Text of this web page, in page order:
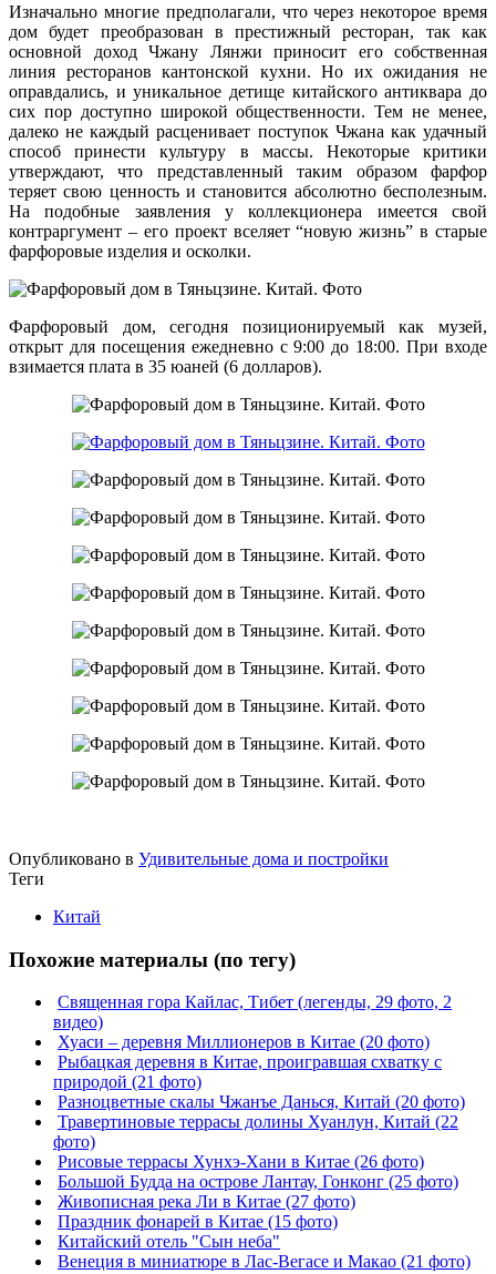
Изначально многие предполагали, что через некоторое время
дом будет преобразован в престижный ресторан, так как
основной доход Чжану Лянжи приносит его собственная
линия ресторанов кантонской кухни. Но их ожидания не
оправдались, и уникальное детище китайского антиквара до
сих пор доступно широкой общественности. Тем не менее,
далеко не каждый расценивает поступок Чжана как удачный
способ принести культуру в массы. Некоторые критики
утверждают, что представленный таким образом фарфор
теряет свою ценность и становится абсолютно бесполезным.
На подобные заявления у коллекционера имеется свой
контраргумент – его проект вселяет “новую жизнь” в старые
фарфоровые изделия и осколки.
Фарфоровый дом, сегодня позиционируемый как музей,
открыт для посещения ежедневно с 9:00 до 18:00. При входе
взимается плата в 35 юаней (6 долларов).
Опубликовано в Удивительные дома и постройки
Теги
Китай
Похожие материалы (по тегу)
Священная гора Кайлас, Тибет (легенды, 29 фото, 2
видео)
Хуаси – деревня Миллионеров в Китае (20 фото)
Рыбацкая деревня в Китае, проигравшая схватку с
природой (21 фото)
Разноцветные скалы Чжанъе Данься, Китай (20 фото)
Травертиновые террасы долины Хуанлун, Китай (22
фото)
Рисовые террасы Хунхэ-Хани в Китае (26 фото)
Большой Будда на острове Лантау, Гонконг (25 фото)
Живописная река Ли в Китае (27 фото)
Праздник фонарей в Китае (15 фото)
Китайский отель "Сын неба"
Венеция в миниатюре в Лас-Вегасе и Макао (21 фото)